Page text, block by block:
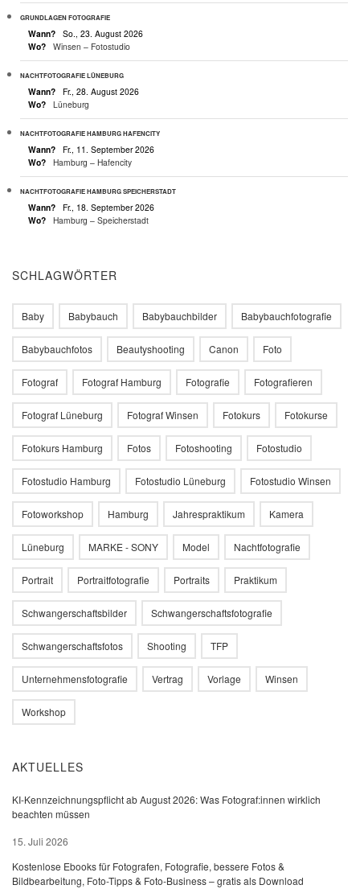
GRUNDLAGEN FOTOGRAFIE
Wann?
So., 23. August 2026
Wo?
Winsen – Fotostudio
NACHTFOTOGRAFIE LÜNEBURG
Wann?
Fr., 28. August 2026
Wo?
Lüneburg
NACHTFOTOGRAFIE HAMBURG HAFENCITY
Wann?
Fr., 11. September 2026
Wo?
Hamburg – Hafencity
NACHTFOTOGRAFIE HAMBURG SPEICHERSTADT
Wann?
Fr., 18. September 2026
Wo?
Hamburg – Speicherstadt
SCHLAGWÖRTER
Baby Babybauch Babybauchbilder Babybauchfotografie
Babybauchfotos Beautyshooting Canon Foto
Fotograf Fotograf Hamburg Fotografie Fotografieren
Fotograf Lüneburg Fotograf Winsen Fotokurs Fotokurse
Fotokurs Hamburg Fotos Fotoshooting Fotostudio
Fotostudio Hamburg Fotostudio Lüneburg Fotostudio Winsen
Fotoworkshop Hamburg Jahrespraktikum Kamera
Lüneburg MARKE - SONY Model Nachtfotografie
Portrait Portraitfotografie Portraits Praktikum
Schwangerschaftsbilder Schwangerschaftsfotografie
Schwangerschaftsfotos Shooting TFP
Unternehmensfotografie Vertrag Vorlage Winsen
Workshop
AKTUELLES
KI-Kennzeichnungspflicht ab August 2026: Was Fotograf:innen wirklich
beachten müssen
15. Juli 2026
Kostenlose Ebooks für Fotografen, Fotografie, bessere Fotos &
Bildbearbeitung, Foto-Tipps & Foto-Business – gratis als Download